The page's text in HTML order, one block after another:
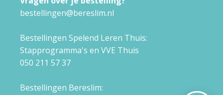
bestellingen@bereslim.nl
Bestellingen Spelend Leren Thuis:
Stapprogramma's en VVE Thuis
050 211 57 37
Bestellingen Bereslim: